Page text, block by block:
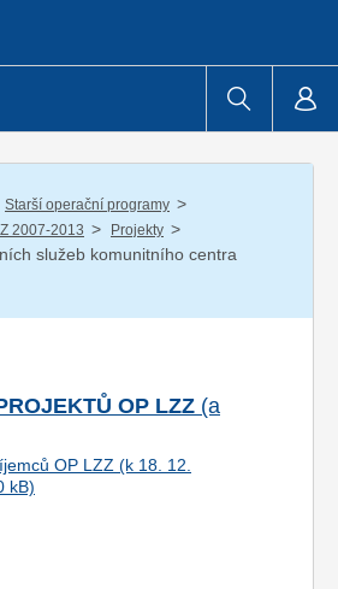
Starší operační programy /
2007-2013 / Projekty /
služeb komunitního centra
OP LZZ (a
OP LZZ (k 18. 12.